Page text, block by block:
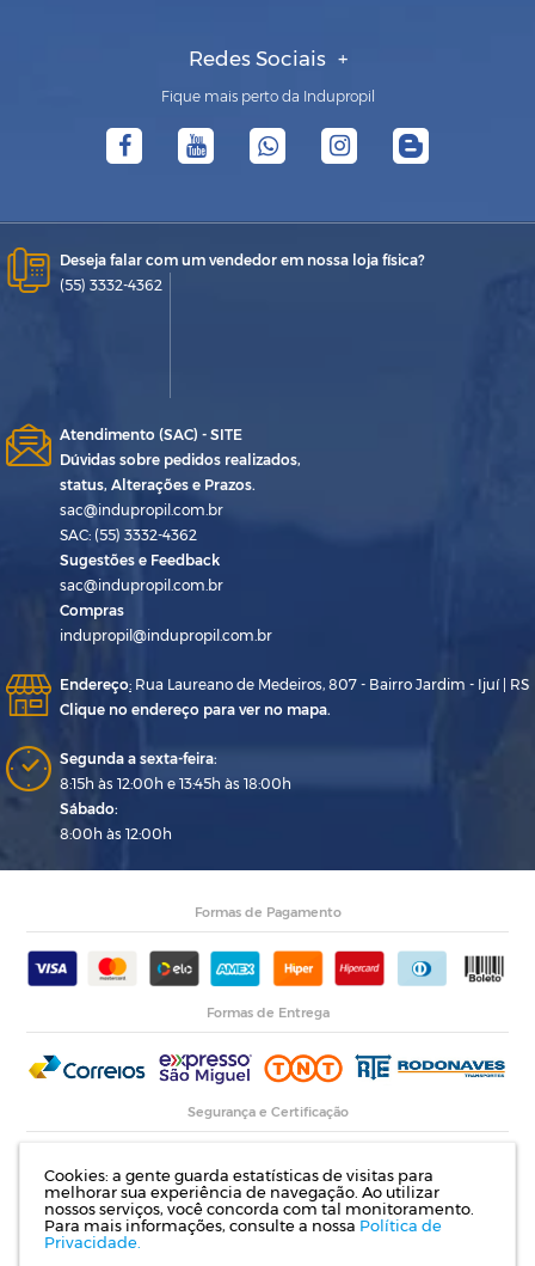
Cookies: a gente guarda estatísticas de visitas para
melhorar sua experiência de navegação. Ao utilizar
nossos serviços, você concorda com tal monitoramento.
Para mais informações, consulte a nossa Política de
Privacidade.
Redes Sociais
Fique mais perto da Indupropil
Deseja falar com um vendedor em nossa loja física?
(55) 3332-4362
Atendimento (SAC) - SITE
Dúvidas sobre pedidos realizados,
status, Alterações e Prazos.
sac@indupropil.com.br
SAC: (55) 3332-4362
Sugestões e Feedback
sac@indupropil.com.br
Compras
indupropil@indupropil.com.br
Endereço: Rua Laureano de Medeiros, 807 - Bairro Jardim - Ijuí | RS
Clique no endereço para ver no mapa.
Segunda a sexta-feira:
8:15h às 12:00h e 13:45h às 18:00h
Sábado:
8:00h às 12:00h
Formas de Pagamento
Formas de Entrega
Segurança e Certificação